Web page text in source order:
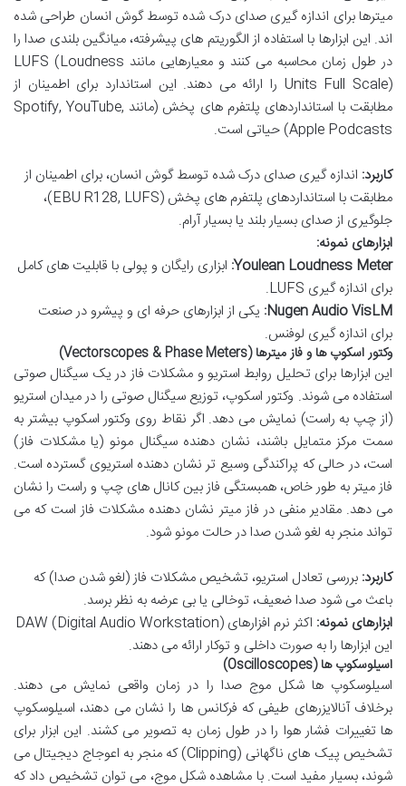
میترها برای اندازه گیری صدای درک شده توسط گوش انسان طراحی شده
اند. این ابزارها با استفاده از الگوریتم های پیشرفته، میانگین بلندی صدا را
در طول زمان محاسبه می کنند و معیارهایی مانند LUFS (Loudness
Units Full Scale) را ارائه می دهند. این استاندارد برای اطمینان از
مطابقت با استانداردهای پلتفرم های پخش (مانند Spotify, YouTube,
Apple Podcasts) حیاتی است.
کاربرد: اندازه گیری صدای درک شده توسط گوش انسان، برای اطمینان از
مطابقت با استانداردهای پلتفرم های پخش (EBU R128, LUFS)،
جلوگیری از صدای بسیار بلند یا بسیار آرام.
ابزارهای نمونه:
Youlean Loudness Meter: ابزاری رایگان و پولی با قابلیت های کامل
برای اندازه گیری LUFS.
Nugen Audio VisLM: یکی از ابزارهای حرفه ای و پیشرو در صنعت
برای اندازه گیری لوفنس.
وکتور اسکوپ ها و فاز میترها (Vectorscopes & Phase Meters)
این ابزارها برای تحلیل روابط استریو و مشکلات فاز در یک سیگنال صوتی
استفاده می شوند. وکتور اسکوپ، توزیع سیگنال صوتی را در میدان استریو
(از چپ به راست) نمایش می دهد. اگر نقاط روی وکتور اسکوپ بیشتر به
سمت مرکز متمایل باشند، نشان دهنده سیگنال مونو (یا مشکلات فاز)
است، در حالی که پراکندگی وسیع تر نشان دهنده استریوی گسترده است.
فاز میتر به طور خاص، همبستگی فاز بین کانال های چپ و راست را نشان
می دهد. مقادیر منفی در فاز میتر نشان دهنده مشکلات فاز است که می
تواند منجر به لغو شدن صدا در حالت مونو شود.
کاربرد: بررسی تعادل استریو، تشخیص مشکلات فاز (لغو شدن صدا) که
باعث می شود صدا ضعیف، توخالی یا بی عرضه به نظر برسد.
ابزارهای نمونه:
اکثر نرم افزارهای DAW (Digital Audio Workstation)
این ابزارها را به صورت داخلی و توکار ارائه می دهند.
اسیلوسکوپ ها (Oscilloscopes)
اسیلوسکوپ ها شکل موج صدا را در زمان واقعی نمایش می دهند.
برخلاف آنالایزرهای طیفی که فرکانس ها را نشان می دهند، اسیلوسکوپ
ها تغییرات فشار هوا را در طول زمان به تصویر می کشند. این ابزار برای
تشخیص پیک های ناگهانی (Clipping) که منجر به اعوجاج دیجیتال می
شوند، بسیار مفید است. با مشاهده شکل موج، می توان تشخیص داد که